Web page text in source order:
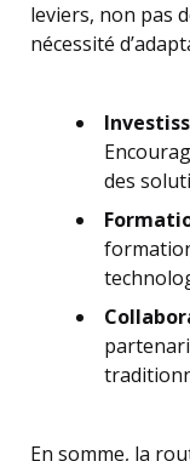
leviers, non pas
nécessité
des
En somme, la